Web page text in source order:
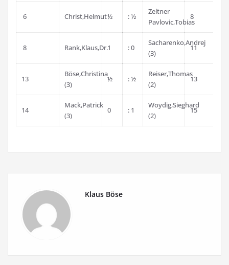
6 Christ,Helmut½ : ½
Zeltner
Pavlovic,Tobias
8
8 Rank,Klaus,Dr.1 : 0
Sacharenko,Andrej
(3)
11
13
Böse,Christina
(3)
½ : ½
Reiser,Thomas
(2)
13
14
Mack,Patrick
(3)
0 : 1
Woydig,Sieghard
(2)
15
Klaus Böse